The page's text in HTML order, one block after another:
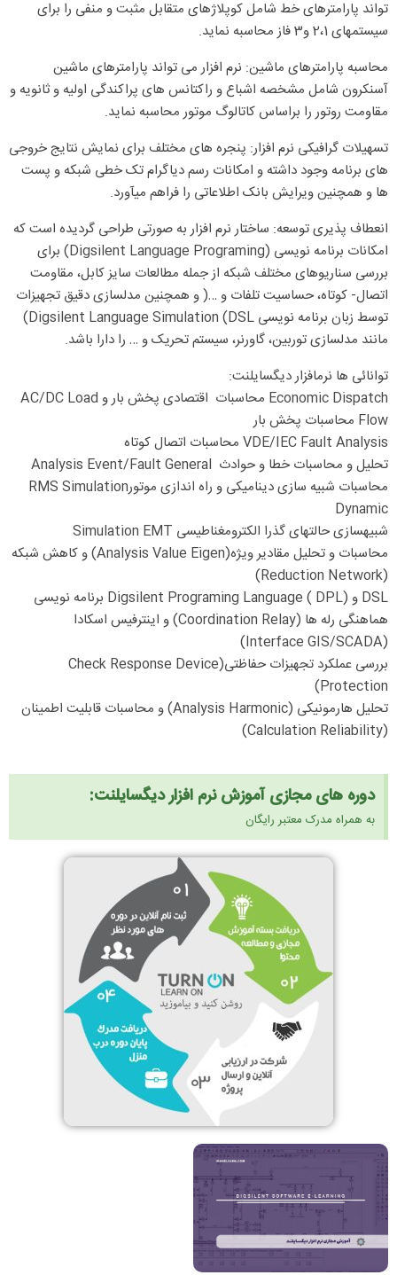
تواند پارامترهای خط شامل کوپلاژهای متقابل مثبت و منفی را برای
سیستمهای 2،1 و3 فاز محاسبه نماید.
محاسبه پارامترهای ماشین: نرم افزار می تواند پارامترهای ماشین
آسنکرون شامل مشخصه اشباع و راکتانس های پراکندگی اولیه و ثانویه و
مقاومت روتور را براساس کاتالوگ موتور محاسبه نماید.
تسهیلات گرافیکی نرم افزار: پنجره های مختلف برای نمایش نتایج خروجی
های برنامه وجود داشته و امکانات رسم دیاگرام تک خطی شبکه و پست
ها و همچنین ویرایش بانک اطلاعاتی را فراهم میآورد.
انعطاف پذیری توسعه: ساختار نرم افزار به صورتی طراحی گردیده است که
امکانات برنامه نویسی (Digsilent Language Programing) برای
بررسی سناریوهای مختلف شبکه از جمله مطالعات سایز کابل، مقاومت
اتصال- کوتاه، حساسیت تلفات و …( و همچنین مدلسازی دقیق تجهیزات
توسط زبان برنامه نویسی DSL) Digsilent Language Simulation)
مانند مدلسازی توربین، گاورنر، سیستم تحریک و … را دارا باشد.
توانائی ها نرمافزار دیگسایلنت:
Economic Dispatch محاسبات اقتصادی پخش بار و AC/DC Load
Flow محاسبات پخش بار
VDE/IEC Fault Analysis محاسبات اتصال کوتاه
تحلیل و محاسبات خطا و حوادث Analysis Event/Fault General
محاسبات شبیه سازی دینامیکی و راه اندازی موتورRMS Simulation
Dynamic
شبیهسازی حالتهای گذرا الکترومغناطیسی Simulation EMT
محاسبات و تحلیل مقادیر ویژه(Analysis Value Eigen) و کاهش شبکه
(Reduction Network)
DSL و (Digsilent Programing Language ( DPL برنامه نویسی
هماهنگی رله ها (Coordination Relay) و اینترفیس اسکادا
(Interface GIS/SCADA)
بررسی عملکرد تجهیزات حفاظتی(Check Response Device
Protection)
تحلیل هارمونیکی (Analysis Harmonic) و محاسبات قابلیت اطمینان
(Calculation Reliability)
دوره های مجازی آموزش نرم افزار دیگسایلنت:
به همراه مدرک معتبر رایگان